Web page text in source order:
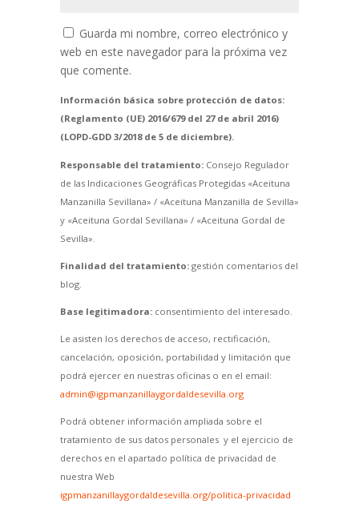
Guarda mi nombre, correo electrónico y
web en este navegador para la próxima vez
que comente.
Información básica sobre protección de datos:
(Reglamento (UE) 2016/679 del 27 de abril 2016)
(LOPD-GDD 3/2018 de 5 de diciembre).
Responsable del tratamiento:Consejo Regulador
de las Indicaciones Geográficas Protegidas «Aceituna
Manzanilla Sevillana» / «Aceituna Manzanilla de Sevilla»
y «Aceituna Gordal Sevillana» / «Aceituna Gordal de
Sevilla».
Finalidad del tratamiento:gestión comentarios del
blog.
Base legitimadora:consentimiento del interesado.
Le asisten los derechos de acceso, rectificación,
cancelación, oposición, portabilidad y limitación que
podrá ejercer en nuestras oficinas o en el email:
admin@igpmanzanillaygordaldesevilla.org
Podrá obtener información ampliada sobre el
tratamiento de sus datos personales y el ejercicio de
derechos en el apartado política de privacidad de
nuestra Web
igpmanzanillaygordaldesevilla.org/politica-privacidad